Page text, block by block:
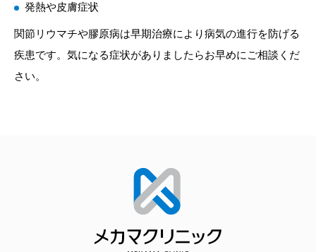
発熱や皮膚症状
関節リウマチや膠原病は早期治療により病気の進行を防げる
疾患です。気になる症状がありましたらお早めにご相談くだ
さい。